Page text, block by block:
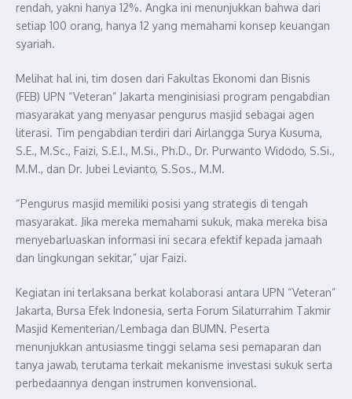
rendah, yakni hanya 12%. Angka ini menunjukkan bahwa dari
setiap 100 orang, hanya 12 yang memahami konsep keuangan
syariah.
Melihat hal ini, tim dosen dari Fakultas Ekonomi dan Bisnis
(FEB) UPN “Veteran” Jakarta menginisiasi program pengabdian
masyarakat yang menyasar pengurus masjid sebagai agen
literasi. Tim pengabdian terdiri dari Airlangga Surya Kusuma,
S.E., M.Sc., Faizi, S.E.I., M.Si., Ph.D., Dr. Purwanto Widodo, S.Si.,
M.M., dan Dr. Jubei Levianto, S.Sos., M.M.
“Pengurus masjid memiliki posisi yang strategis di tengah
masyarakat. Jika mereka memahami sukuk, maka mereka bisa
menyebarluaskan informasi ini secara efektif kepada jamaah
dan lingkungan sekitar,” ujar Faizi.
Kegiatan ini terlaksana berkat kolaborasi antara UPN “Veteran”
Jakarta, Bursa Efek Indonesia, serta Forum Silaturrahim Takmir
Masjid Kementerian/Lembaga dan BUMN. Peserta
menunjukkan antusiasme tinggi selama sesi pemaparan dan
tanya jawab, terutama terkait mekanisme investasi sukuk serta
perbedaannya dengan instrumen konvensional.